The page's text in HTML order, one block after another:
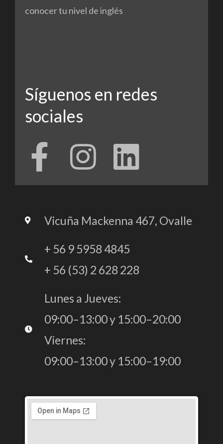
conocer tu nivel de inglés
Síguenos en redes
sociales
F
a
e
b
o
o
k
-
f
I
n
t
a
g
r
a
m
L
i
k
e
i
Vicuña Mackenna 467, Ovalle
+ 56 9 5958 4845
+ 56 (53) 2 628 228
Lunes a Jueves:
09:00–13:00 y 15:00–20:00
Viernes:
09:00–13:00 y 15:00–19:00